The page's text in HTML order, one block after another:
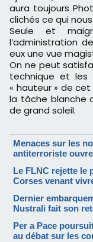
aura toujours
clichés ce qui
Seule et
l’administration
eux une vue
On ne peut
technique et les
« hauteur » de
la tâche blanche
de grand soleil.
Menaces sur les
antiterroriste
Le FLNC rejette le
Corses venant
Dernier
Nustrali fait son
Per a Pace
au débat sur les